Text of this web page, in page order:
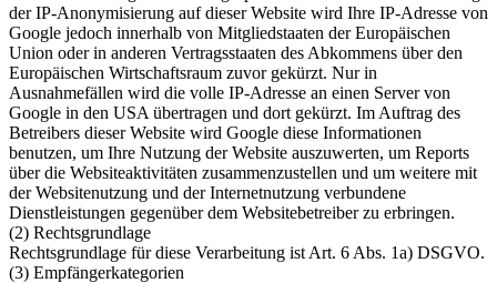
der IP-Anonymisierung auf dieser Website wird Ihre IP-Adresse von
Google jedoch innerhalb von Mitgliedstaaten der Europäischen
Union oder in anderen Vertragsstaaten des Abkommens über den
Europäischen Wirtschaftsraum zuvor gekürzt. Nur in
Ausnahmefällen wird die volle IP-Adresse an einen Server von
Google in den USA übertragen und dort gekürzt. Im Auftrag des
Betreibers dieser Website wird Google diese Informationen
benutzen, um Ihre Nutzung der Website auszuwerten, um Reports
über die Websiteaktivitäten zusammenzustellen und um weitere mit
der Websitenutzung und der Internetnutzung verbundene
Dienstleistungen gegenüber dem Websitebetreiber zu erbringen.
(2) Rechtsgrundlage
Rechtsgrundlage für diese Verarbeitung ist Art. 6 Abs. 1a) DSGVO.
(3) Empfängerkategorien